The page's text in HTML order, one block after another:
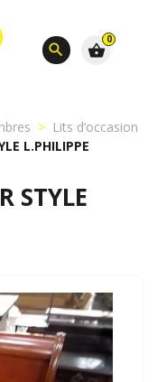
search
0
shopping_basket
Lits d’occasion
L.PHILIPPE
STYLE